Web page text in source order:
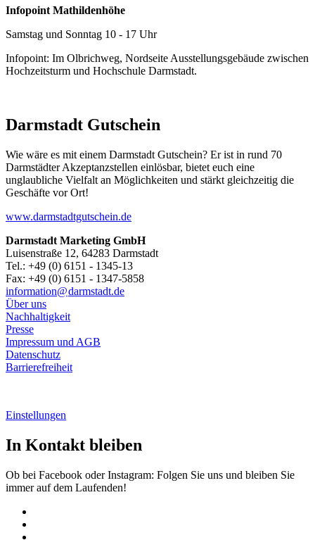
Infopoint Mathildenhöhe
Samstag und Sonntag 10 - 17 Uhr
Infopoint: Im Olbrichweg, Nordseite Ausstellungsgebäude zwischen
Hochzeitsturm und Hochschule Darmstadt.
Darmstadt Gutschein
Wie wäre es mit einem Darmstadt Gutschein? Er ist in rund 70
Darmstädter Akzeptanzstellen einlösbar, bietet euch eine
unglaubliche Vielfalt an Möglichkeiten und stärkt gleichzeitig die
Geschäfte vor Ort!
www.darmstadtgutschein.de
Darmstadt Marketing GmbH
Luisenstraße 12, 64283 Darmstadt
Tel.: +49 (0) 6151 - 1345-13
Fax: +49 (0) 6151 - 1347-5858
information@darmstadt.de
Über uns
Nachhaltigkeit
Presse
Impressum und AGB
Datenschutz
Barrierefreiheit
Einstellungen
In Kontakt bleiben
Ob bei Facebook oder Instagram: Folgen Sie uns und bleiben Sie
immer auf dem Laufenden!